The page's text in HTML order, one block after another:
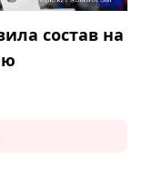
состав на